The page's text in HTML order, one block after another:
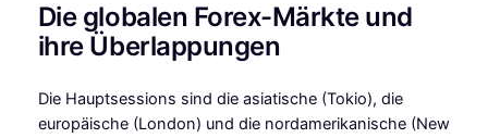
Die globalen Forex-Märkte und
ihre Überlappungen
Die Hauptsessions sind die asiatische (Tokio), die
europäische (London) und die nordamerikanische (New